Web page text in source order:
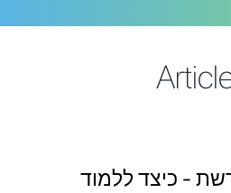
- כיצד ללמוד